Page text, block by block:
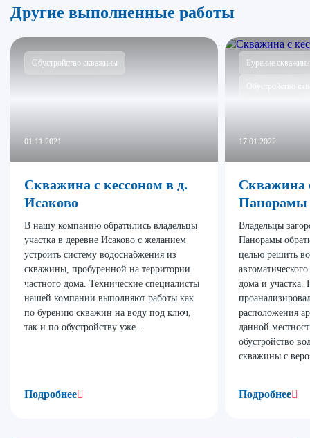
Другие выполненные работы
Обустройство скважины
01.11.2021
Скважина с кессоном в д.
Исаково
В нашу компанию обратились владельцы
участка в деревне Исаково с желанием
устроить систему водоснабжения из
скважины, пробуренной на территории
частного дома. Технические специалисты
нашей компании выполняют работы как
по бурению скважин на воду под ключ,
так и по обустройству уже...
Подробнее
Бурение
Обустройство
17.01.2022
Скважина
Панорамы
Владельцы
Панорамы
целью решить
дома и участка.
расположения
данной
обустройство
скважины с
Подробнее